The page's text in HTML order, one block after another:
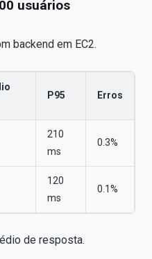
usuários
backend em EC2.
P95 Erros
210
ms
0.3%
120
ms
0.1%
de resposta.